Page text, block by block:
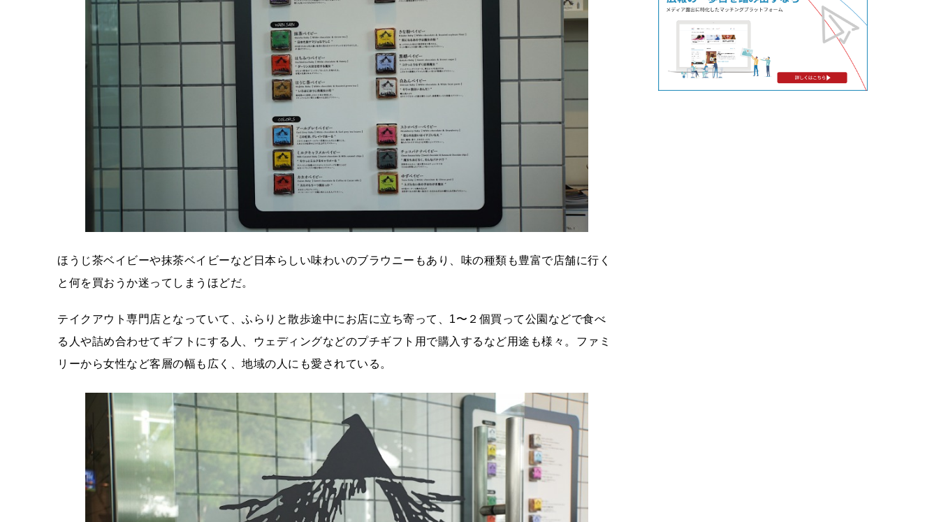
ほうじ茶ベイビーや抹茶ベイビーなど日本らしい味わいのブラウニーもあり、味の種類も豊富で店舗に行く
と何を買おうか迷ってしまうほどだ。
テイクアウト専門店となっていて、ふらりと散歩途中にお店に立ち寄って、1〜２個買って公園などで食べ
る人や詰め合わせてギフトにする人、ウェディングなどのプチギフト用で購入するなど用途も様々。ファミ
リーから女性など客層の幅も広く、地域の人にも愛されている。